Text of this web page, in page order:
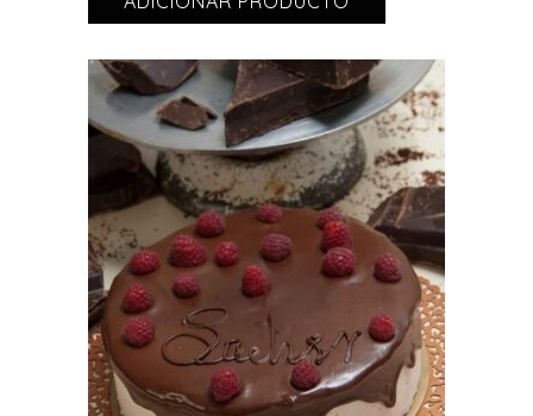
ADICIONAR PRODUCTO